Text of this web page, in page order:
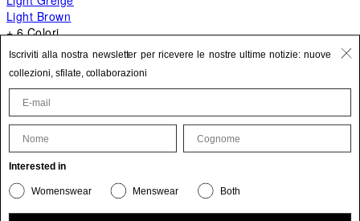
Light Brown
+ 6 Colori
+ 10 Colori
620 EUR
Aggiorna le tue informazioni personali
Il prodotto è stato aggiunto ai tuoi preferiti.
Iscriviti alla nostra newsletter per ricevere le nostre ultime notizie: nuove
collezioni, sfilate, collaborazioni
Nome Cognome
Interested in
Womenswear Menswear Both